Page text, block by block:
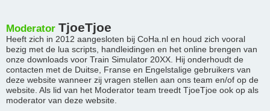
Moderator TjoeTjoe
Heeft zich in 2012 aangesloten bij CoHa.nl en houd zich vooral
bezig met de lua scripts, handleidingen en het online brengen van
onze downloads voor Train Simulator 20XX. Hij onderhoudt de
contacten met de Duitse, Franse en Engelstalige gebruikers van
deze website wanneer zij vragen stellen aan ons team en/of op de
website. Als lid van het Moderator team treedt TjoeTjoe ook op als
moderator van deze website.